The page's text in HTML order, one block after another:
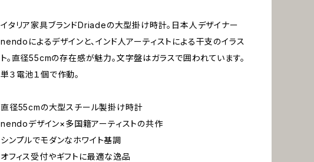
イタリア家具ブランドDriadeの大型掛け時計。日本人デザイナー
nendoによるデザインと、インド人アーティストによる干支のイラス
ト。直径55cmの存在感が魅力。文字盤はガラスで囲われています。
単３電池１個で作動。
直径55cmの大型スチール製掛け時計
nendoデザイン×多国籍アーティストの共作
シンプルでモダンなホワイト基調
オフィス受付やギフトに最適な逸品